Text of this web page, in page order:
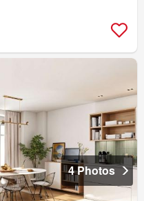
4 Photos